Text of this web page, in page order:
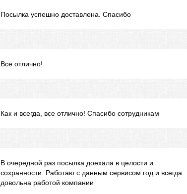
Посылка успешно доставлена. Спасибо
Все отлично!
Как и всегда, все отлично! Спасибо сотрудникам
В очередной раз посылка доехала в целости и
сохранности. Работаю с данным сервисом год и всегда
довольна работой компании